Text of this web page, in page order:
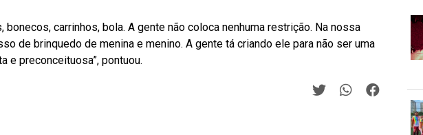
bonecos, carrinhos, bola. A gente não coloca nenhuma restrição. Na nossa
de brinquedo de menina e menino. A gente tá criando ele para não ser uma
e preconceituosa”, pontuou.